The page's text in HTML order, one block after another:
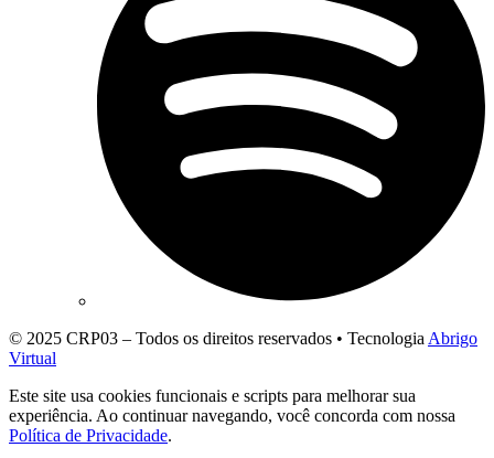
© 2025 CRP03 – Todos os direitos reservados • Tecnologia Abrigo
Virtual
Este site usa cookies funcionais e scripts para melhorar sua
experiência. Ao continuar navegando, você concorda com nossa
Política de Privacidade.